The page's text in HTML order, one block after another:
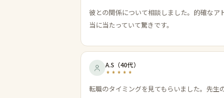
彼との関係について相談しました。的確な
当に当たっていて驚きです。
A.S （40代）
転職のタイミングを見てもらいました。先生